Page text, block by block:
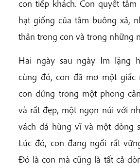
con tiếp khách. Con quyết
hạt giống của tâm buông xả,
thản trong con và trong những
Hai ngày sau ngày Im lặng
cùng đó, con đã mơ một giấc
con đứng trong một phong
và rất đẹp, một ngọn núi với
vách đá hùng vĩ và một dòng
Lúc đó, con đang ngồi rất
Đó là con mà cũng là tất cả